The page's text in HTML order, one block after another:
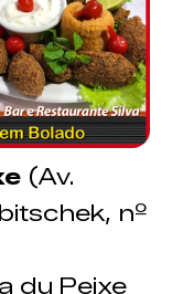
(Av.
nº
du Peixe